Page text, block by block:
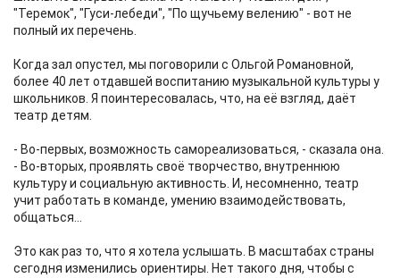
"Теремок", "Гуси-лебеди", "По щучьему велению" - вот не
полный их перечень.
Когда зал опустел, мы поговорили с Ольгой Романовной,
более 40 лет отдавшей воспитанию музыкальной культуры у
школьников. Я поинтересовалась, что, на её взгляд, даёт
театр детям.
- Во-первых, возможность самореализоваться, - сказала она.
- Во-вторых, проявлять своё творчество, внутреннюю
культуру и социальную активность. И, несомненно, театр
учит работать в команде, умению взаимодействовать,
общаться...
Это как раз то, что я хотела услышать. В масштабах страны
сегодня изменились ориентиры. Нет такого дня, чтобы с